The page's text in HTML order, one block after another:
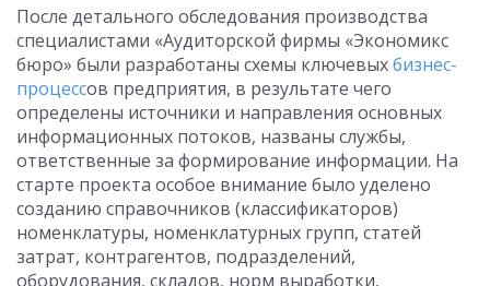
После детального обследования производства
специалистами «Аудиторской фирмы «Экономикс
бюро» были разработаны схемы ключевыхбизнес-
процессов предприятия, в результате чего
определены источники и направления основных
информационных потоков, названы службы,
ответственные за формирование информации. На
старте проекта особое внимание было уделено
созданию справочников (классификаторов)
номенклатуры, номенклатурных групп, статей
затрат, контрагентов, подразделений,
оборудования, складов, норм выработки,